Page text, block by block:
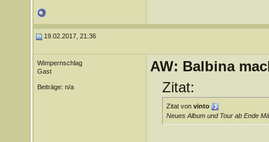
19.02.2017, 21:36
Wimpernschlag
Gast
Beiträge: n/a
AW: Balbina
Zitat:
Zitat von vinto
Neues Album und Tour ab Ende